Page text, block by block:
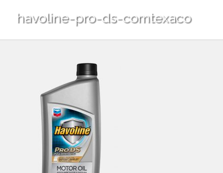
havoline-pro-ds-comtexaco